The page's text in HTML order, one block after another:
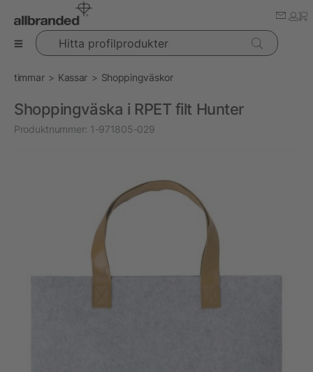
Hitta profilprodukter
timmar Kassar Shoppingväskor
Shoppingväska i RPET filt Hunter
Produktnummer: 1-971805-029